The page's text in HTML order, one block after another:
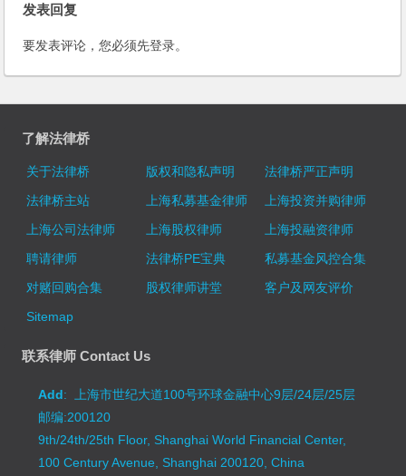
发表回复
要发表评论，您必须先登录。
了解法律桥
关于法律桥 版权和隐私声明
法律桥严正声明
法律桥主站
上海私募基金律师
上海投资并购律师
上海公司法律师
上海股权律师
上海投融资律师
聘请律师
法律桥PE宝典
私募基金风控合集
对赌回购合集
股权律师讲堂
客户及网友评价
Sitemap
联系律师 Contact Us
Add: 上海市世纪大道100号环球金融中心9层/24层/25层
邮编:200120
9th/24th/25th Floor, Shanghai World Financial Center,
100 Century Avenue, Shanghai 200120, China